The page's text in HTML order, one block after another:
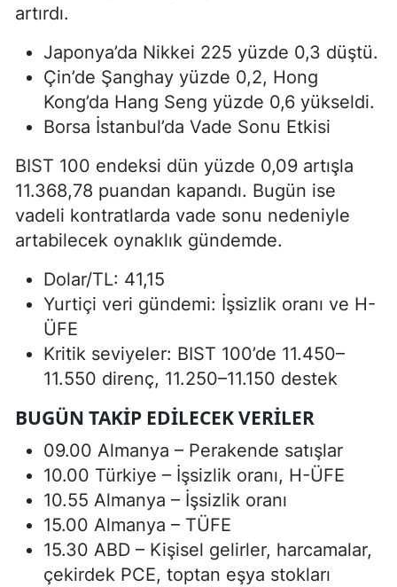
artırdı.
Japonya’da Nikkei 225 yüzde 0,3 düştü.
Çin’de Şanghay yüzde 0,2, Hong
Kong’da Hang Seng yüzde 0,6 yükseldi.
Borsa İstanbul’da Vade Sonu Etkisi
BIST 100 endeksi dün yüzde 0,09 artışla
11.368,78 puandan kapandı. Bugün ise
vadeli kontratlarda vade sonu nedeniyle
artabilecek oynaklık gündemde.
Dolar/TL: 41,15
Yurtiçi veri gündemi: İşsizlik oranı ve H-
ÜFE
Kritik seviyeler: BIST 100’de 11.450–
11.550 direnç, 11.250–11.150 destek
BUGÜN TAKIP EDILECEK VERILER
09.00 Almanya – Perakende satışlar
10.00 Türkiye – İşsizlik oranı, H-ÜFE
10.55 Almanya – İşsizlik oranı
15.00 Almanya – TÜFE
15.30 ABD – Kişisel gelirler, harcamalar,
çekirdek PCE, toptan eşya stokları